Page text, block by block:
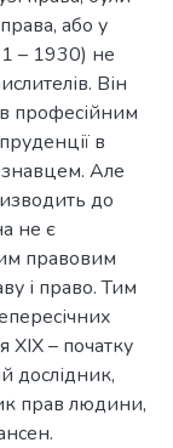
або у
– 1930) не
Він
професійним
в
Але
до
не є
правовим
і право. Тим
ХІХ – початку
дослідник,
прав людини,